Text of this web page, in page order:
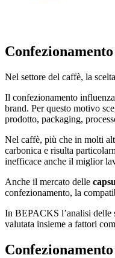
Nel settore del caffè, la
Il confezionamento
brand. Per questo motivo
prodotto, packaging,
Nel caffè, più che in molti
carbonica e risulta
inefficace anche il miglior
Anche il mercato delle
confezionamento, la
In BEPACKS l’analisi delle
valutata insieme a fattori